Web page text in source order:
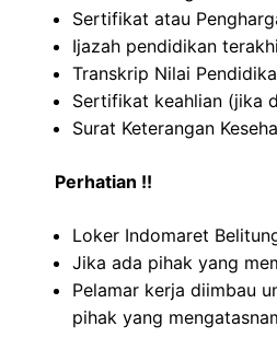
Sertifikat atau
Ijazah pendidikan
Transkrip Nilai
Sertifikat keahlian (jika
Surat Keterangan
Perhatian !!
Loker Indomaret
Jika ada pihak yang
Pelamar kerja diimbau
pihak yang